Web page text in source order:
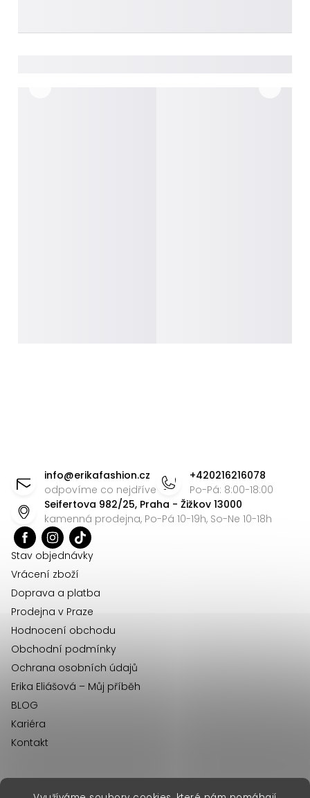
info@erikafashion.cz
odpovíme co nejdříve
+420216216078
Po-Pá: 8:00-18:00
Seifertova 982/25, Praha - Žižkov 13000
kamenná prodejna, Po-Pá 10-19h, So-Ne 10-18h
Stav objednávky
Vrácení zboží
Doprava a platba
Prodejna v Praze
Hodnocení obchodu
Obchodní podmínky
Ochrana osobních údajů
Erika Eliášová – Můj příběh
BLOG
Kariéra
Kontakt